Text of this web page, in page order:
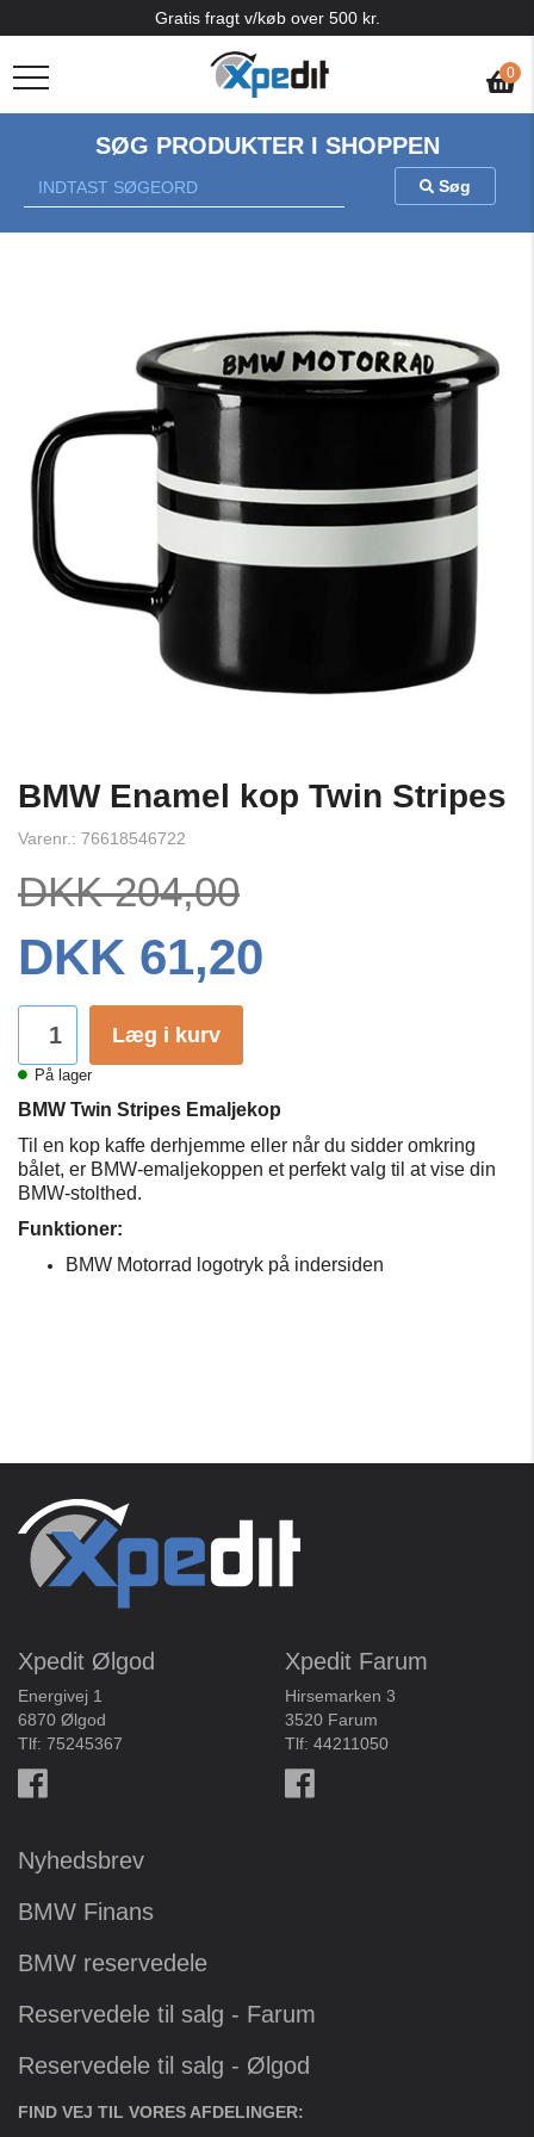
0
Gratis fragt v/køb over 500 kr.
SØG PRODUKTER I SHOPPEN
Søg
BMW Enamel kop Twin Stripes
Varenr.: 76618546722
DKK 204,00
DKK 61,20
Læg i kurv
På lager
BMW Twin Stripes Emaljekop
Til en kop kaffe derhjemme eller når du sidder omkring
bålet, er BMW-emaljekoppen et perfekt valg til at vise din
BMW-stolthed.
Funktioner:
BMW Motorrad logotryk på indersiden
Xpedit Ølgod
Energivej 1
6870 Ølgod
Tlf: 75245367
Xpedit Farum
Hirsemarken 3
3520 Farum
Tlf: 44211050
Nyhedsbrev
BMW Finans
BMW reservedele
Reservedele til salg - Farum
Reservedele til salg - Ølgod
FIND VEJ TIL VORES AFDELINGER: